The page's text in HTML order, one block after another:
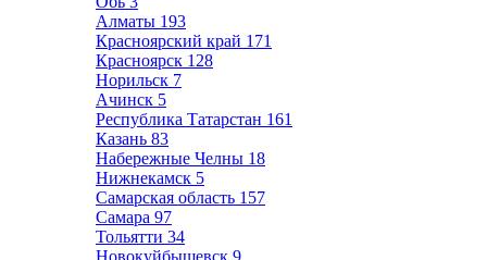
Алматы 193
Красноярский край 171
Красноярск 128
Норильск 7
Ачинск 5
Республика Татарстан 161
Казань 83
Набережные Челны 18
Нижнекамск 5
Самарская область 157
Самара 97
Тольятти 34
Новокуйбышевск 9